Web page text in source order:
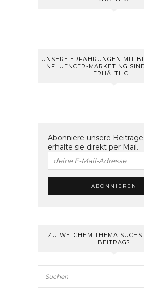
UNSERE ERFAHRUNGEN MIT
INFLUENCER-MARKETING
ERHÄLTLICH.
Abonniere unsere
erhalte sie direkt per Mail.
ZU WELCHEM THEMA
BEITRAG?